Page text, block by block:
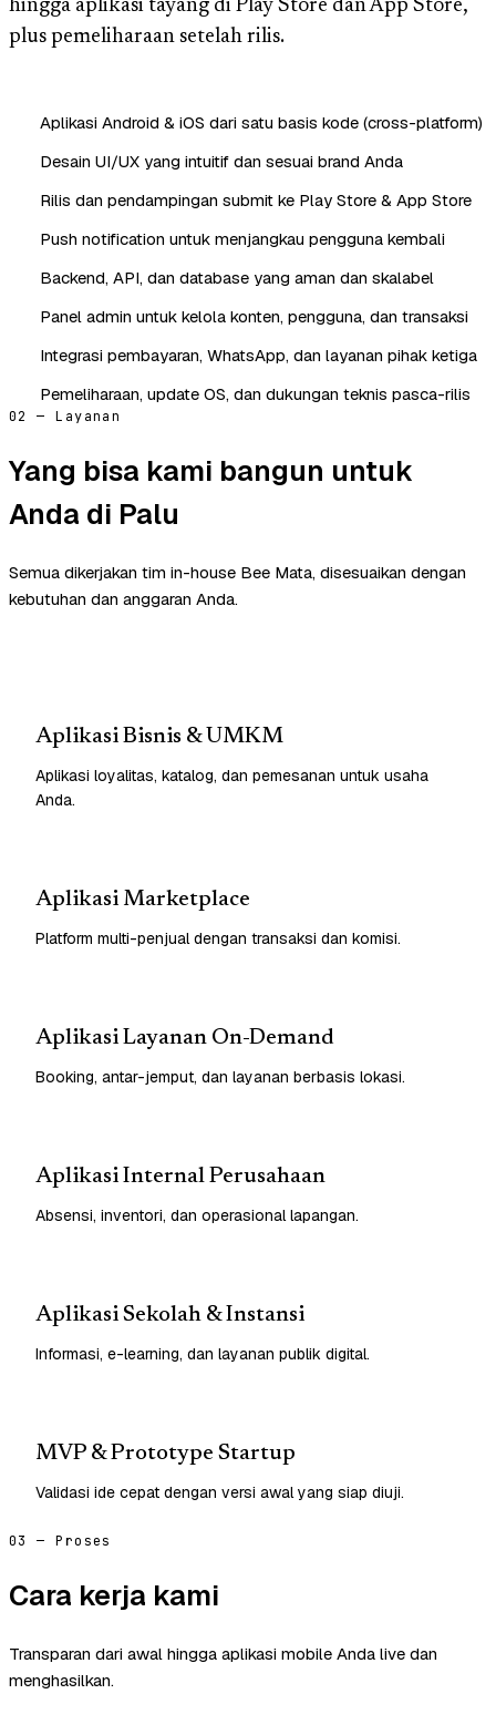
hingga aplikasi tayang di Play Store dan App Store,
plus pemeliharaan setelah rilis.
Aplikasi Android & iOS dari satu basis kode (cross-platform)
Desain UI/UX yang intuitif dan sesuai brand Anda
Rilis dan pendampingan submit ke Play Store & App Store
Push notification untuk menjangkau pengguna kembali
Backend, API, dan database yang aman dan skalabel
Panel admin untuk kelola konten, pengguna, dan transaksi
Integrasi pembayaran, WhatsApp, dan layanan pihak ketiga
Pemeliharaan, update OS, dan dukungan teknis pasca-rilis
02 — Layanan
Yang bisa kami bangun untuk
Anda di Palu
Semua dikerjakan tim in-house Bee Mata, disesuaikan dengan
kebutuhan dan anggaran Anda.
Aplikasi Bisnis & UMKM
Aplikasi loyalitas, katalog, dan pemesanan untuk usaha
Anda.
Aplikasi Marketplace
Platform multi-penjual dengan transaksi dan komisi.
Aplikasi Layanan On-Demand
Booking, antar-jemput, dan layanan berbasis lokasi.
Aplikasi Internal Perusahaan
Absensi, inventori, dan operasional lapangan.
Aplikasi Sekolah & Instansi
Informasi, e-learning, dan layanan publik digital.
MVP & Prototype Startup
Validasi ide cepat dengan versi awal yang siap diuji.
03 — Proses
Cara kerja kami
Transparan dari awal hingga aplikasi mobile Anda live dan
menghasilkan.